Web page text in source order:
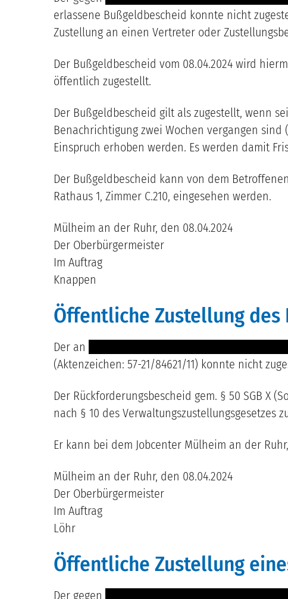
erlassene Bußgeldbescheid konnte nicht
Zustellung an einen Vertreter oder
Der Bußgeldbescheid vom 08.04.2024 wird
öffentlich zugestellt.
Der Bußgeldbescheid gilt als zugestellt, wenn
Benachrichtigung zwei Wochen vergangen sind
Einspruch erhoben werden. Es werden damit
Der Bußgeldbescheid kann von dem
Rathaus 1, Zimmer C.210, eingesehen werden.
Mülheim an der Ruhr, den 08.04.2024
Der Oberbürgermeister
Im Auftrag
Knappen
Öffentliche Zustellung
Der an
(Aktenzeichen: 57-21/84621/11) konnte nicht
Der Rückforderungsbescheid gem. § 50 SGB X
nach § 10 des Verwaltungszustellungsgesetzes
Er kann bei dem Jobcenter Mülheim an der
Mülheim an der Ruhr, den 08.04.2024
Der Oberbürgermeister
Im Auftrag
Löhr
Öffentliche Zustellung
Der gegen